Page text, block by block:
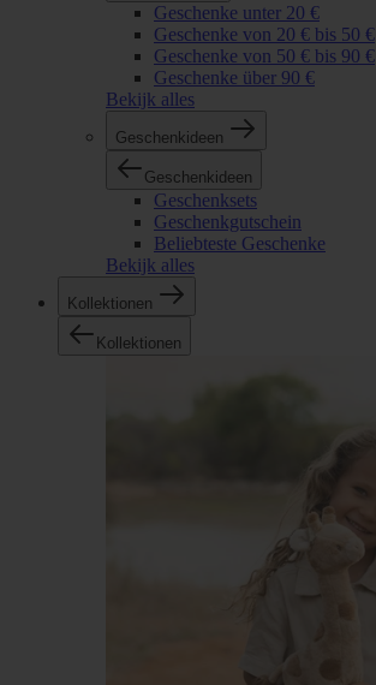
Geschenke unter 20 €
Geschenke von 20 € bis 50 €
Geschenke von 50 € bis 90 €
Geschenke über 90 €
Bekijk alles
Geschenkideen
Geschenkideen
Geschenksets
Geschenkgutschein
Beliebteste Geschenke
Bekijk alles
Kollektionen
Kollektionen